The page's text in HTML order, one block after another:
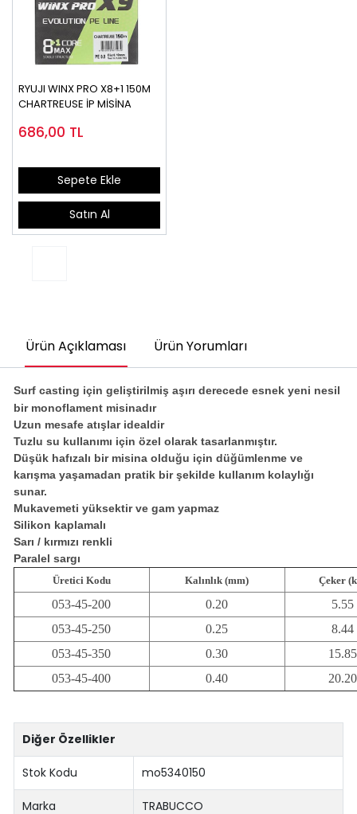
RYUJI WINX PRO X8+1 150M
CHARTREUSE İP MİSİNA
686,00 TL
Sepete Ekle
Satın Al
Ürün Açıklaması Ürün Yorumları
Surf casting için geliştirilmiş aşırı derecede esnek yeni nesil
bir monoflament misinadır
Uzun mesafe atışlar idealdir
Tuzlu su kullanımı için özel olarak tasarlanmıştır.
Düşük hafızalı bir misina olduğu için düğümlenme ve
karışma yaşamadan pratik bir şekilde kullanım kolaylığı
sunar.
Mukavemeti yüksektir ve gam yapmaz
Silikon kaplamalı
Sarı / kırmızı renkli
Paralel sargı
Üretici Kodu Kalınlık (mm) Çeker
053-45-200 0.20
5.55
053-45-250
0.25
8.44
053-45-350
0.30
15.85
053-45-400
0.40 20.20
Diğer Özellikler
Stok Kodu mo5340150
Marka TRABUCCO